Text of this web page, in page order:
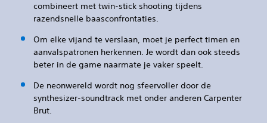
combineert met twin-stick shooting tijdens
razendsnelle baasconfrontaties.
Om elke vijand te verslaan, moet je perfect timen en
aanvalspatronen herkennen. Je wordt dan ook steeds
beter in de game naarmate je vaker speelt.
De neonwereld wordt nog sfeervoller door de
synthesizer-soundtrack met onder anderen Carpenter
Brut.